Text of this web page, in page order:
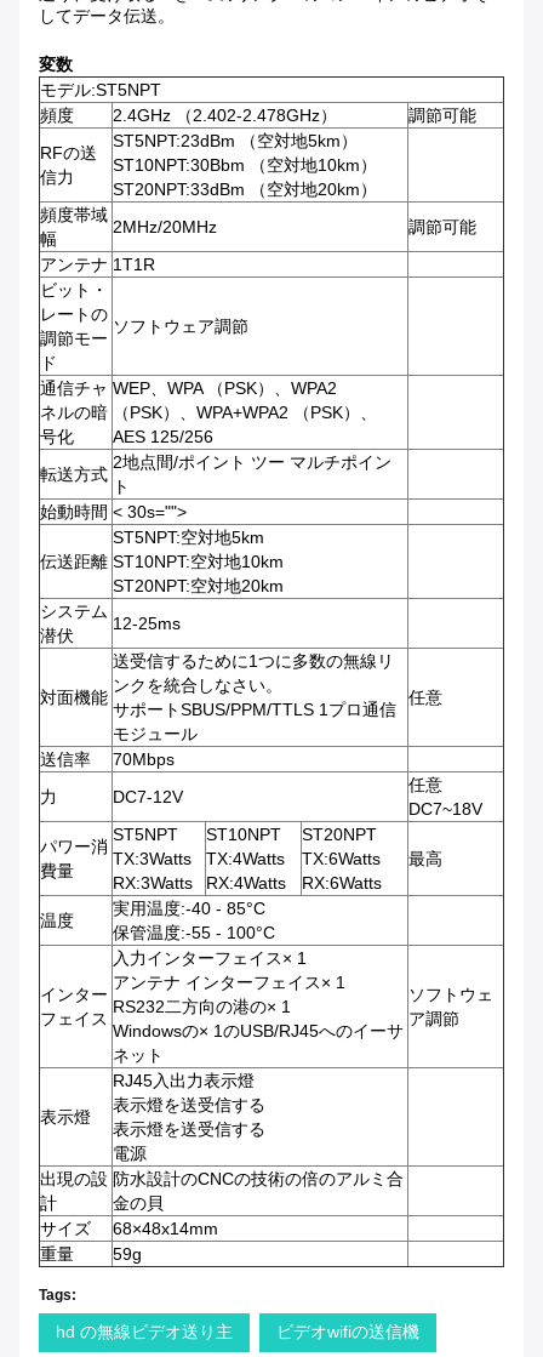
してデータ伝送。
変数
モデル:ST5NPT
頻度
2.4GHz （2.402-2.478GHz）
調節可能
RFの送
信力
ST5NPT:23dBm （空対地5km）
ST10NPT:30Bbm （空対地10km）
ST20NPT:33dBm （空対地20km）
頻度帯域
幅
2MHz/20MHz
調節可能
アンテナ 1T1R
ビット・
レートの
調節モー
ド
ソフトウェア調節
通信チャ
ネルの暗
号化
WEP、WPA （PSK）、WPA2
（PSK）、WPA+WPA2 （PSK）、
AES 125/256
転送方式
2地点間/ポイント ツー マルチポイン
ト
始動時間 < 30s="">
伝送距離
ST5NPT:空対地5km
ST10NPT:空対地10km
ST20NPT:空対地20km
システム
潜伏
12-25ms
対面機能
送受信するために1つに多数の無線リ
ンクを統合しなさい。
サポートSBUS/PPM/TTLS 1プロ通信
モジュール
任意
送信率
70Mbps
力
DC7-12V
任意
DC7~18V
パワー消
費量
ST5NPT
TX:3Watts
RX:3Watts
ST10NPT
TX:4Watts
RX:4Watts
ST20NPT
TX:6Watts
RX:6Watts
最高
温度
実用温度:-40 - 85°C
保管温度:-55 - 100°C
インター
フェイス
入力インターフェイス× 1
アンテナ インターフェイス× 1
RS232二方向の港の× 1
Windowsの× 1のUSB/RJ45へのイーサ
ネット
ソフトウェ
ア調節
表示燈
RJ45入出力表示燈
表示燈を送受信する
表示燈を送受信する
電源
出現の設
計
防水設計のCNCの技術の倍のアルミ合
金の貝
サイズ
68×48x14mm
重量
59g
Tags:
hd の無線ビデオ送り主 ビデオwifiの送信機